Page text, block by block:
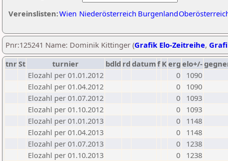
Vereinslisten:Wien Niederösterreich Burgenland
Pnr:125241 Name: Dominik Kittinger (Grafik Elo-Zeitreihe,
tnrSt turnier bdld rd datumf Kerg elo+/-
Elozahl per 01.01.2012
0
1090
Elozahl per 01.04.2012
0
1090
Elozahl per 01.07.2012
0
1093
Elozahl per 01.10.2012
0
1093
Elozahl per 01.01.2013
0
1148
Elozahl per 01.04.2013
0
1148
Elozahl per 01.07.2013
0
1238
Elozahl per 01.10.2013
0
1238